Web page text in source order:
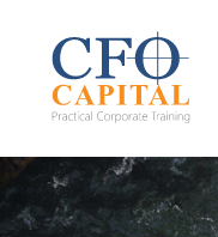
content